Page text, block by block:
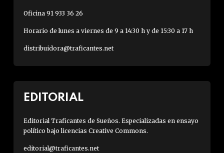
Oficina 91 933 36 26
Horario de lunes a viernes de 9 a 14:30 h y de 15:30 a 17 h
distribuidora@traficantes.net
EDITORIAL
Editorial Traficantes de Sueños. Especializadas en ensayo
político bajo licencias Creative Commons.
editorial@traficantes.net